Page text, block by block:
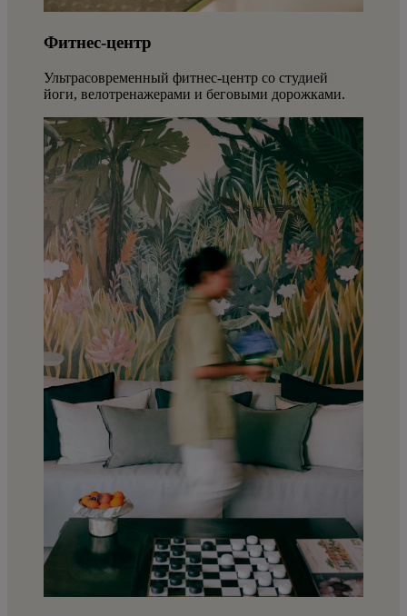
Фитнес-центр
Ультрасовременный фитнес-центр со студией
йоги, велотренажерами и беговыми дорожками.